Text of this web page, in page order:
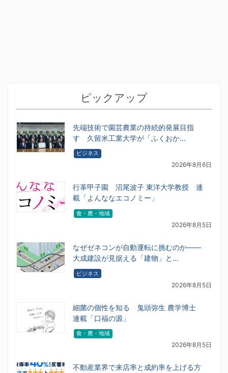
ピックアップ
先端技術で園芸農業の持続的発展目指
す 久留米工業大学が「ふくおか…
ビジネス
2026年8月6日
行革甲子園 沼尾波子 東洋大学教授 連
載「よんななエコノミー」
食・農・地域
2026年8月5日
なぜゼネコンが自動運転に挑むのか――
大成建設が見据える「建物」と…
ビジネス
2026年8月5日
細菌の個性を知る 鬼頭弥生 農学博士
連載「口福の源」
食・農・地域
2026年8月5日
不動産業界で来店率と成約率を上げる方